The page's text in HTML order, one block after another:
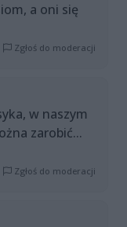
a oni się
Zgłoś do moderacji
w naszym
zarobić...
Zgłoś do moderacji